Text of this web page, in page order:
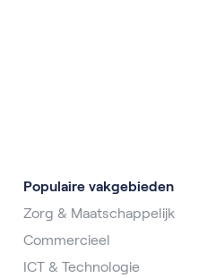
Populaire vakgebieden
Zorg & Maatschappelijk
Commercieel
ICT & Technologie